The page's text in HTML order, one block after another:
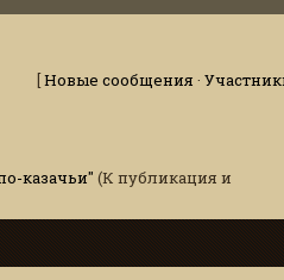
[Новые сообщения ·
казачьи" (К публикация и